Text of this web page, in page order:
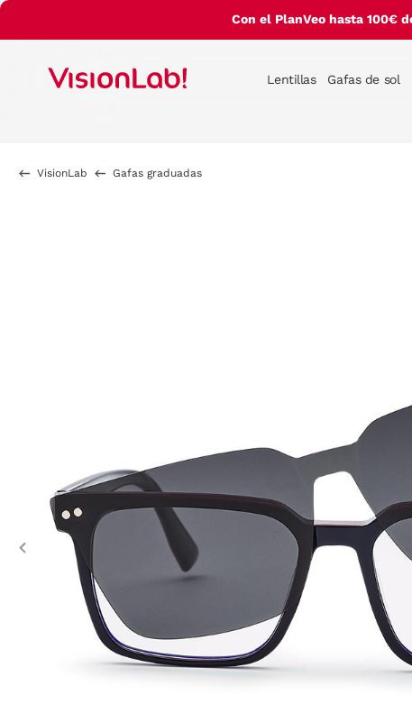
Con el PlanVeo hasta 100€
Lentillas Gafas de sol
VisionLab Gafas graduadas
Previous